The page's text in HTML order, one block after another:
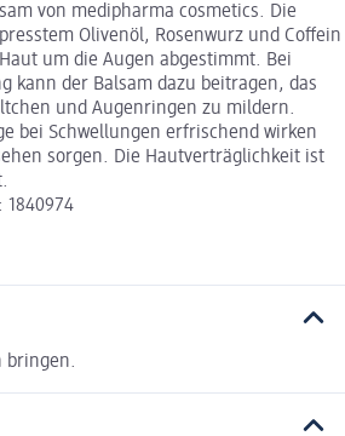
von medipharma cosmetics. Die
Olivenöl, Rosenwurz und Coffein
um die Augen abgestimmt. Bei
kann der Balsam dazu beitragen, das
und Augenringen zu mildern.
bei Schwellungen erfrischend wirken
sorgen. Die Hautverträglichkeit ist
bringen.